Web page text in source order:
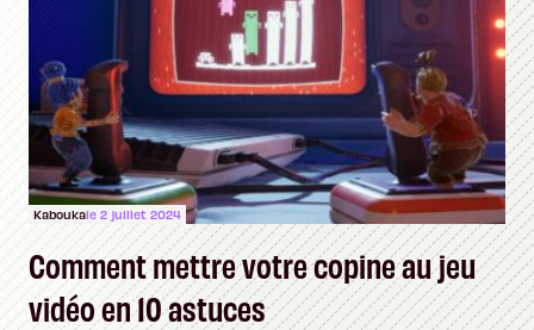
Kaboukale 2 juillet 2024
Comment mettre votre copine au jeu
vidéo en 10 astuces